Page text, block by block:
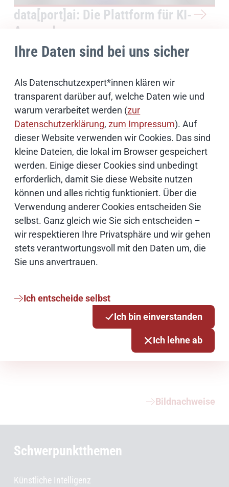
Ihre Daten sind bei uns sicher
Als Datenschutzexpert*innen klären wir
transparent darüber auf, welche Daten wie und
warum verarbeitet werden (zur
Datenschutzerklärung,zum Impressum). Auf
dieser Website verwenden wir Cookies. Das sind
kleine Dateien, die lokal im Browser gespeichert
werden. Einige dieser Cookies sind unbedingt
erforderlich, damit Sie diese Website nutzen
können und alles richtig funktioniert. Über die
Verwendung anderer Cookies entscheiden Sie
selbst. Ganz gleich wie Sie sich entscheiden –
wir respektieren Ihre Privatsphäre und wir gehen
stets verantwortungsvoll mit den Daten um, die
Sie uns anvertrauen.
Ich entscheide selbst
Ich bin einverstanden
Ich lehne ab
data[port]ai: Die Plattform für KI-
Anwendungen
Ihr Kontakt
News-Redaktion
E-Mail schreiben
Bildnachweise
Schwerpunktthemen
Künstliche Intelligenz